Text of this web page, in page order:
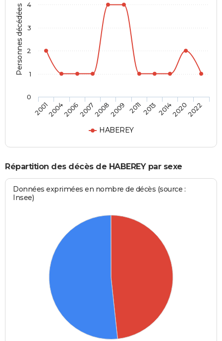
Personnes décédées
HABEREY
200120042006200720082009 20112013201420202022
0
1
2
3
4
Répartition des décès de HABEREY par sexe
Données exprimées en nombre de décès (source :
Insee)